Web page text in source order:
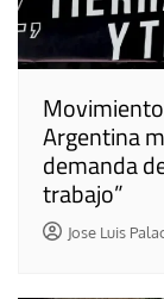
Argentina
demanda
trabajo”
Jose Luis